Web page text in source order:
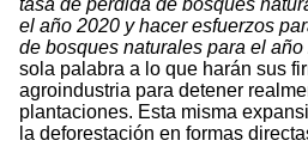
tasa de perdida de bosques
el ano 2020 y hacer esfuerzos
de bosques naturales para el ano
sola palabra a lo que harán sus
agroindustria para detener
plantaciones. Esta misma
la deforestación en formas